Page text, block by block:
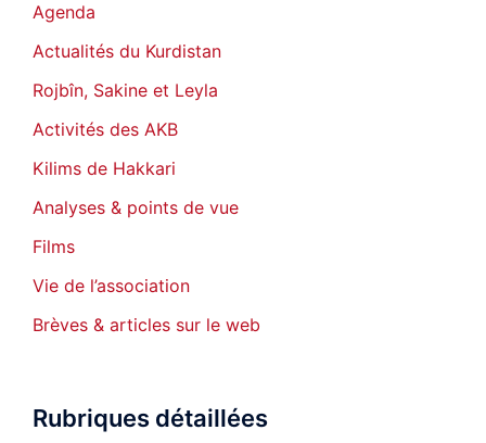
Agenda
Actualités du Kurdistan
Rojbîn, Sakine et Leyla
Activités des AKB
Kilims de Hakkari
Analyses & points de vue
Films
Vie de l’association
Brèves & articles sur le web
Rubriques détaillées